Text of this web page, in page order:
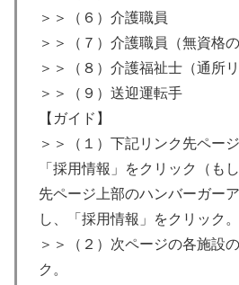
＞＞（６）介護職員
＞＞（７）介護職員（無資格の
＞＞（８）介護福祉士（通所リ
＞＞（９）送迎運転手
【ガイド】
＞＞（１）下記リンク先ペー
「採用情報」をクリック（も
先ページ上部のハンバーガー
し、「採用情報」をクリック。
＞＞（２）次ページの各施設
ク。